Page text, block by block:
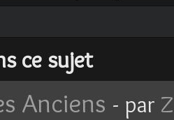
ce sujet
Anciens - par